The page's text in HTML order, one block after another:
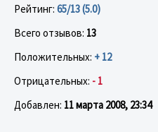
Рейтинг: 65/13 (5.0)
Всего отзывов: 13
Положительных: + 12
Отрицательных: - 1
Добавлен: 11 марта 2008, 23:34